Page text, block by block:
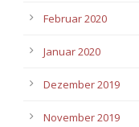
Februar 2020
Januar 2020
Dezember 2019
November 2019